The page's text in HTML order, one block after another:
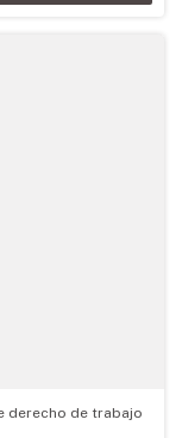
derecho de trabajo